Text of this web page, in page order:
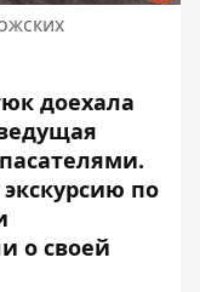
доехала
.
по
о своей